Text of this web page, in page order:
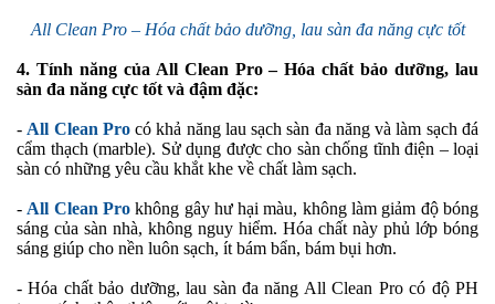
All Clean Pro – Hóa chất bảo dưỡng, lau sàn đa năng cực tốt
4. Tính năng của All Clean Pro – Hóa chất bảo dưỡng, lau
sàn đa năng cực tốt và đậm đặc:
- All Clean Procó khả năng lau sạch sàn đa năng và làm sạch đá
cẩm thạch (marble). Sử dụng được cho sàn chống tĩnh điện – loại
sàn có những yêu cầu khắt khe về chất làm sạch.
- All Clean Prokhông gây hư hại màu, không làm giảm độ bóng
sáng của sàn nhà, không nguy hiểm. Hóa chất này phủ lớp bóng
sáng giúp cho nền luôn sạch, ít bám bẩn, bám bụi hơn.
-Hóa chất bảo dưỡng, lau sàn đa năng All Clean Pro có độ PH